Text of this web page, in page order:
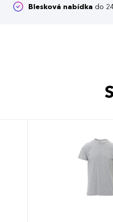
Blesková nabídka do